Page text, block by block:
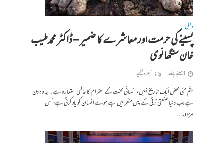
دلیل
پسینے کی حرمت اور معاشرے کا ضمیر – ڈاکٹر محمد طیب
خان سنگھانوی
3 مہینے پہلے تبصرہ لکھیے
یکم مئی محض ایک تاریخ نہیں، انسانی محنت کے احترام کا عالمی استعارہ ہے۔ یہ وہ دن
ہے جب دنیا صنعتی ترقی کے پس منظر میں پسے ہوئے انسان کو یاد کرتی ہے؛ اُس
مزدور...